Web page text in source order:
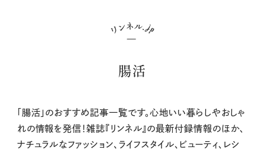
腸活
「腸活」のおすすめ記事一覧です。心地いい暮らしやおしゃ
れの情報を発信！雑誌『リンネル』の最新付録情報のほか、
ナチュラルなファッション、ライフスタイル、ビューティ、レシ